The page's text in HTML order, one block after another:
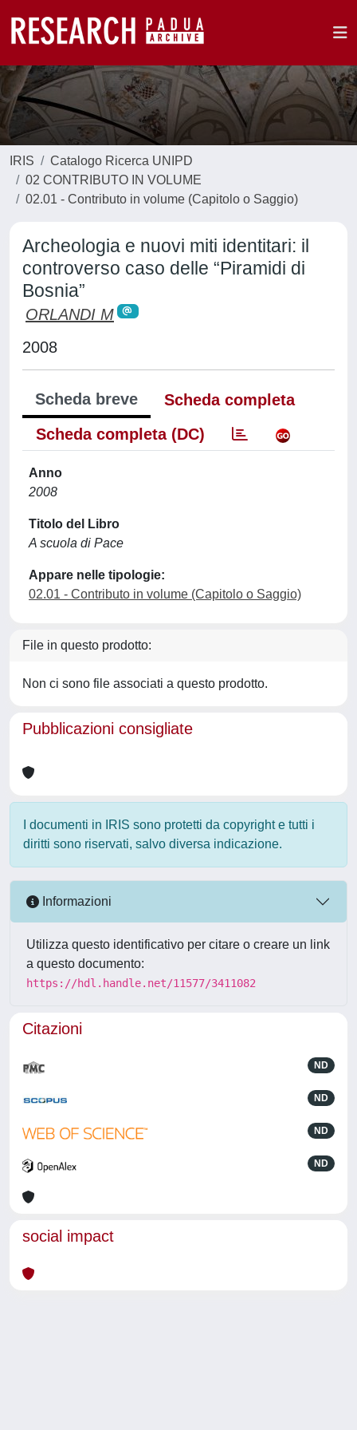
IRIS
Catalogo Ricerca UNIPD
02 CONTRIBUTO IN VOLUME
02.01 - Contributo in volume (Capitolo o Saggio)
Archeologia e nuovi miti identitari: il
controverso caso delle “Piramidi di
Bosnia”
ORLANDI M
2008
Scheda breve
Scheda completa
Scheda completa (DC)
Anno
2008
Titolo del Libro
A scuola di Pace
Appare nelle tipologie:
02.01 - Contributo in volume (Capitolo o Saggio)
File in questo prodotto:
Non ci sono file associati a questo prodotto.
Pubblicazioni consigliate
I documenti in IRIS sono protetti da copyright e tutti i
diritti sono riservati, salvo diversa indicazione.
Informazioni
Utilizza questo identificativo per citare o creare un link
a questo documento:
https://hdl.handle.net/11577/3411082
Citazioni
ND
ND
ND
ND
social impact